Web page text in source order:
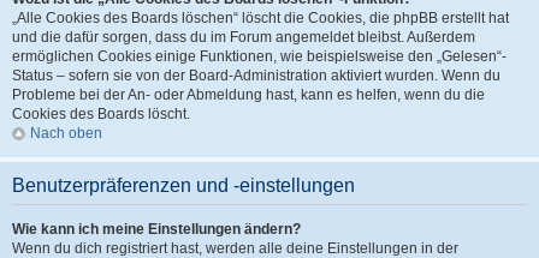
„Alle Cookies des Boards löschen“ löscht die Cookies, die phpBB erstellt hat
und die dafür sorgen, dass du im Forum angemeldet bleibst. Außerdem
ermöglichen Cookies einige Funktionen, wie beispielsweise den „Gelesen“-
Status – sofern sie von der Board-Administration aktiviert wurden. Wenn du
Probleme bei der An- oder Abmeldung hast, kann es helfen, wenn du die
Cookies des Boards löscht.
Nach oben
Benutzerpräferenzen und -einstellungen
Wie kann ich meine Einstellungen ändern?
Wenn du dich registriert hast, werden alle deine Einstellungen in der